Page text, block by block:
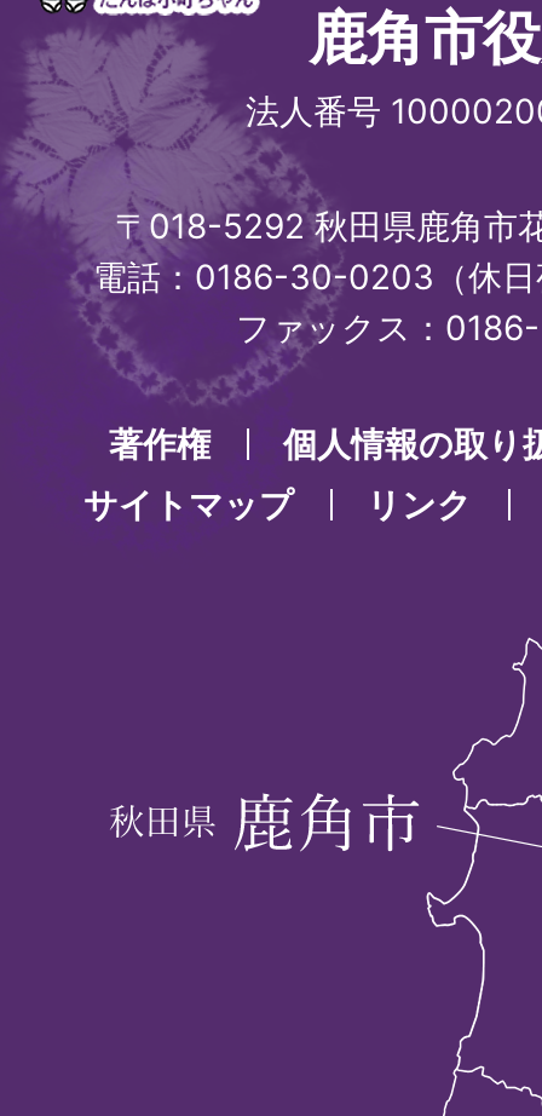
鹿角市
法人番号
〒018-5292 秋田県鹿角市
電話：0186-30-0203（休
ファックス：
著作権
個人情報の取り
サイトマップ
リンク